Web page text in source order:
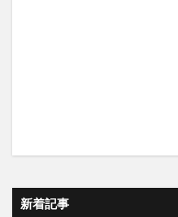
新着記事